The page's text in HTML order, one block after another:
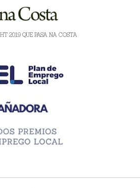
2019 QUE PASA NA COSTA